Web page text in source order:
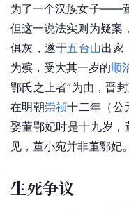
为了一个汉族女子——
但这一说法实则为疑案
俱灰，遂于五台山出家
为殡，受大其一岁的顺
鄂氏之上者”为由，晋
在明朝崇祯十二年（公
娶董鄂妃时是十九岁
见，董小宛并非董鄂妃
生死争议